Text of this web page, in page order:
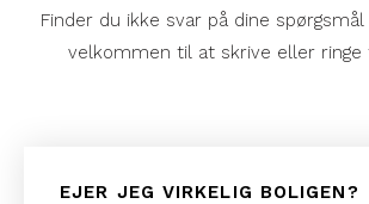
Finder du ikke svar på dine
velkommen til at skrive eller ringe
EJER JEG VIRKELIG BOLIGEN?